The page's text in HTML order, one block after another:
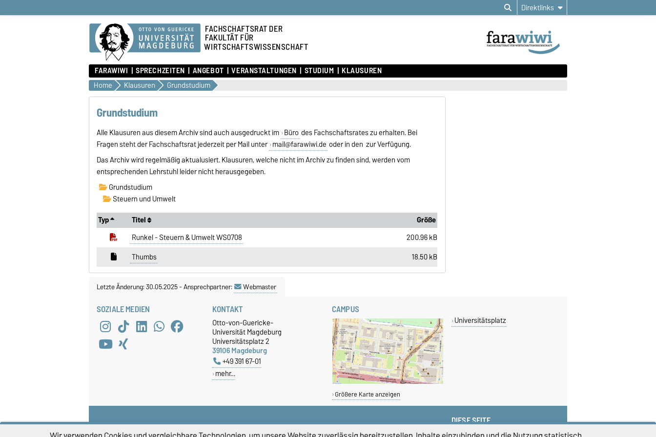
Direktlinks
FACHSCHAFTSRAT DER
FAKULTÄT FÜR
WIRTSCHAFTSWISSENSCHAFT
FARAWIWI SPRECHZEITEN ANGEBOT VERANSTALTUNGEN STUDIUM KLAUSUREN
Home Klausuren Grundstudium
Grundstudium
Alle Klausuren aus diesem Archiv sind auch ausgedruckt im Büro des Fachschaftsrates zu erhalten. Bei
Fragen steht der Fachschaftsrat jederzeit per Mail unter mail@farawiwi.de oder in den zur Verfügung.
Das Archiv wird regelmäßig aktualusiert. Klausuren, welche nicht im Archiv zu finden sind, werden vom
entsprechenden Lehrstuhl leider nicht herausgegeben.
Grundstudium
Steuern und Umwelt
Typ
Titel
Größe
Runkel - Steuern & Umwelt WS0708
200.96 kB
Thumbs
18.50 kB
Letzte Änderung: 30.05.2025-Ansprechpartner: Webmaster
SOZIALE MEDIEN KONTAKT
Otto-von-Guericke-
Universität Magdeburg
Universitätsplatz 2
39106 Magdeburg
+49 391 67-01
mehr…
CAMPUS
Größere Karte anzeigen
Universitätsplatz
DIESE SEITE
Vorlesen